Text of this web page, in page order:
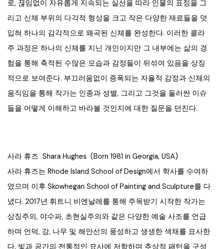
로, 끊임없이 자유롭게 지속되는 실선을 따라 인물의 표정을 그
리고 신체 부위의 다각적 형상을 크고 작은 다양한 재료들을 덧
입혀 하나의 감각적으로 왜곡된 신체를 완성한다. 이러한 콜라
주 과정은 하나의 신체를 지닌 개인이지만 그 내부에는 삶의 경
험을 통해 축적된 수많은 모습과 감정들이 뒤섞여 있음을 상징
적으로 보여준다. 부끄러움없이 증폭되는 자율적 감정과 신체의
움직임을 통해 작가는 인종과 성별, 그리고 그것을 둘러싼 이슈
들을 어떻게 이해하고 바라볼 것인지에 대한 질문을 던진다.
사라 휴즈 Shara Hughes (Born 1981 in Georgia, USA)
사라 휴즈는 Rhode Island School of Design에서 학사를 수여하
였으며 이후 Skowhegan School of Painting and Sculpture를 다
녔다. 2017년 휘트니 비엔날레를 통해 주목받기 시작한 작가는
상징주의, 야수파, 초현실주의와 같은 다양한 예술 사조를 언급
하며 언덕, 강, 나무 및 해안선의 풍성하고 생생한 색채를 묘사한
다. 빛과 공간의 전통적인 묘사에 저항하며 추상적 패턴을 구성